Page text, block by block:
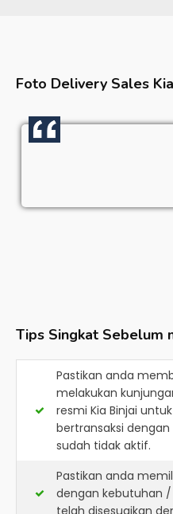
Foto Delivery Sales
Tips Singkat Sebelum
Pastikan anda
melakukan
resmi Kia Binjai
bertransaksi
sudah tidak aktif.
Pastikan anda
dengan kebutuhan
telah disesuaikan